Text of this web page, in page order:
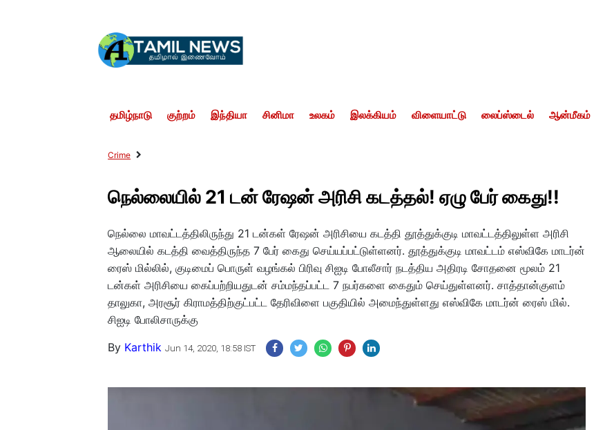
தமிழ்நாடு குற்றம் இந்தியா சினிமா உலகம் இலக்கியம் விளையாட்டு லைப்ஸ்டைல் ஆன்மீகம்
Crime
நெல்லையில் 21 டன் ரேஷன் அரிசி கடத்தல்! ஏழு பேர் கைது!!
நெல்லை மாவட்டத்திலிருந்து 21 டன்கள் ரேஷன் அரிசியை கடத்தி தூத்துக்குடி மாவட்டத்திலுள்ள அரிசி
ஆலையில் கடத்தி வைத்திருந்த 7 பேர் கைது செய்யப்பட்டுள்ளனர். தூத்துக்குடி மாவட்டம் எஸ்விகே மாடர்ன்
ரைஸ் மில்லில், குடிமைப் பொருள் வழங்கல் பிரிவு சிஐடி போலீசார் நடத்திய அதிரடி சோதனை மூலம் 21
டன்கள் அரிசியை கைப்பற்றியதுடன் சம்மந்தப்பட்ட 7 நபர்களை கைதும் செய்துள்ளனர். சாத்தான்குளம்
தாலுகா, அரசூர் கிராமத்திற்குட்பட்ட தேரிவிளை பகுதியில் அமைந்துள்ளது எஸ்விகே மாடர்ன் ரைஸ் மில்.
சிஐடி போலிசாருக்கு
By Karthik Jun 14, 2020, 18:58 IST